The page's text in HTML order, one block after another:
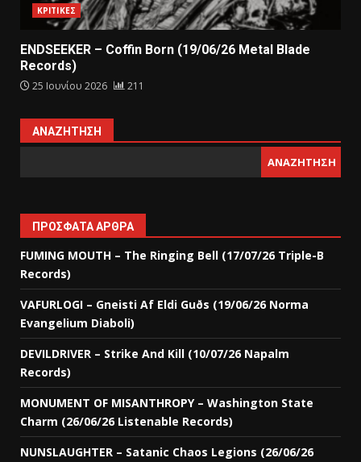
ΚΡΙΤΙΚΕΣ
ENDSEEKER – Coffin Born (19/06/26 Metal Blade
Records)
25 Ιουνίου 2026 211
ΑΝΑΖΉΤΗΣΗ
ΑΝΑΖΉΤΗΣΗ
ΠΡΌΣΦΑΤΑ ΆΡΘΡΑ
FUMING MOUTH – The Ringing Bell (17/07/26 Triple-B
Records)
VAFURLOGI – Gneisti Af Eldi Guðs (19/06/26 Norma
Evangelium Diaboli)
DEVILDRIVER – Strike And Kill (10/07/26 Napalm
Records)
MONUMENT OF MISANTHROPY – Washington State
Charm (26/06/26 Listenable Records)
NUNSLAUGHTER – Satanic Chaos Legions (26/06/26